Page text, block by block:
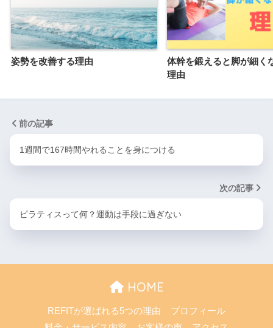
姿勢を改善する理由
体幹を鍛えると脚が細く
理由
前の記事
1週間で167時間やれることを身につける
次の記事
ピラティスって何？運動は手段に過ぎない
HOME
REFITが選ばれる5つの理由
プロフィール